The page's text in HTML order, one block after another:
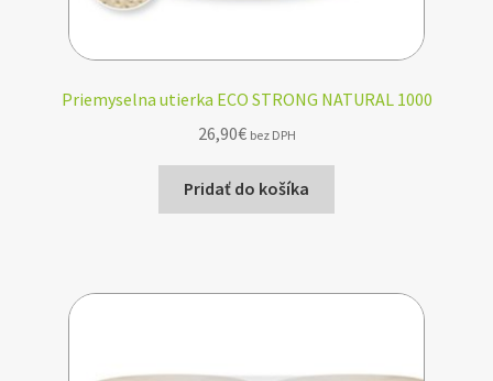
Priemyselna utierka ECO STRONG NATURAL 1000
26,90€ bez DPH
Pridať do košíka